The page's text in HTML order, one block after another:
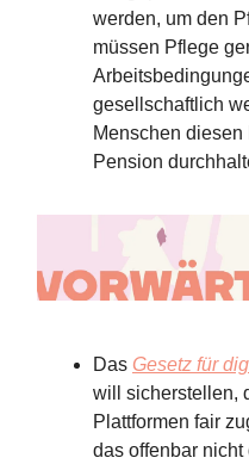
werden, um den
müssen Pflege
gesellschaftlich
Menschen
Pension
Das Gesetz für
will sicherstellen,
Plattformen fair
das offenbar nicht